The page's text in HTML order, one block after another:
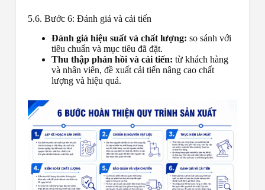
5.6. Bước 6: Đánh giá và cải tiến
Đánh giá hiệu suất và chất lượng: so sánh với
tiêu chuẩn và mục tiêu đã đặt.
Thu thập phản hồi và cải tiến: từ khách hàng
và nhân viên, đề xuất cải tiến nâng cao chất
lượng và hiệu quả.